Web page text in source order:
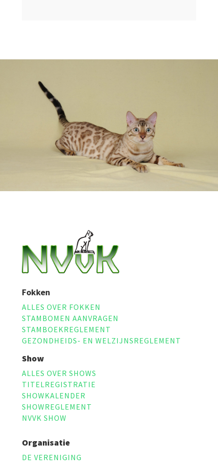
Fokken
ALLES OVER FOKKEN
STAMBOMEN AANVRAGEN
STAMBOEKREGLEMENT
GEZONDHEIDS- EN WELZIJNSREGLEMENT
Show
ALLES OVER SHOWS
TITELREGISTRATIE
SHOWKALENDER
SHOWREGLEMENT
NVVK SHOW
Organisatie
DE VERENIGING